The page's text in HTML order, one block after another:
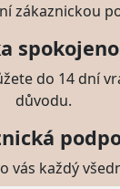
zákaznickou
do 14 dní
důvodu.
vás každý